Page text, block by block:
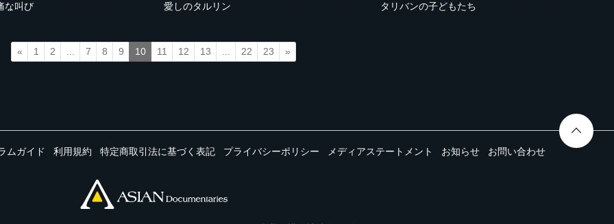
な叫び 愛しのタルリン タリバンの子どもたち
« 1 2 7 8 9 10 11 12 13 22 23 »
ムガイド 利用規約 特定商取引法に基づく表記 プライバシーポリシー メディアステートメント お知らせ お問い合わせ